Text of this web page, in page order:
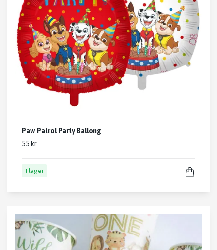
Paw Patrol Party Ballong
55 kr
I lager